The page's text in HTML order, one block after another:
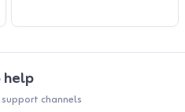
channels